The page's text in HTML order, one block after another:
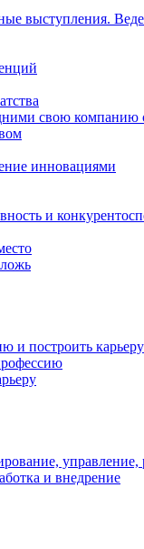
выступления.
свою компанию
инновациями
и
и построить карьеру
управление,
и внедрение